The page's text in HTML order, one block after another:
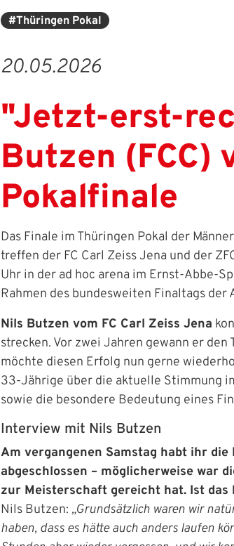
#Thüringen Pokal
20.05.2026
"Jetzt-erst-
Butzen (FCC)
Pokalfinale
Das Finale im Thüringen Pokal der
treffen der FC Carl Zeiss Jena und der
Uhr in der ad hoc arena im
Rahmen des bundesweiten Finaltags der
Nils Butzen vom FC Carl Zeiss Jena
strecken. Vor zwei Jahren gewann er
möchte diesen Erfolg nun gerne
33‑Jährige über die aktuelle Stimmung
sowie die besondere Bedeutung eines
Interview mit Nils Butzen
Am vergangenen Samstag habt ihr
abgeschlossen – möglicherweise war
zur Meisterschaft gereicht hat. Ist das
Nils Butzen: „Grundsätzlich waren wir
haben, dass es hätte auch anders laufen